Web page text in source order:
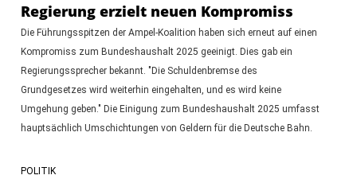
Regierung erzielt neuen Kompromiss
Die Führungsspitzen der Ampel-Koalition haben sich erneut auf einen
Kompromiss zum Bundeshaushalt 2025 geeinigt. Dies gab ein
Regierungssprecher bekannt. "Die Schuldenbremse des
Grundgesetzes wird weiterhin eingehalten, und es wird keine
Umgehung geben." Die Einigung zum Bundeshaushalt 2025 umfasst
hauptsächlich Umschichtungen von Geldern für die Deutsche Bahn.
POLITIK